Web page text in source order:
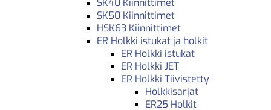
SK40 Kiinnittimet
SK50 Kiinnittimet
HSK63 Kiinnittimet
ER Holkki istukat ja holkit
ER Holkki istukat
ER Holkki JET
ER Holkki Tiivistetty
Holkkisarjat
ER25 Holkit